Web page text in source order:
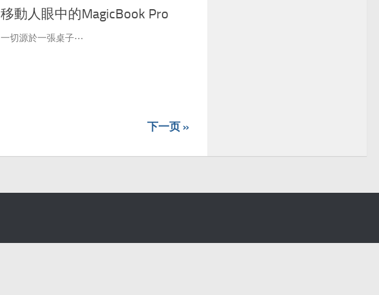
移動人眼中的MagicBook Pro
一切源於一張桌子⋯
下一页 »